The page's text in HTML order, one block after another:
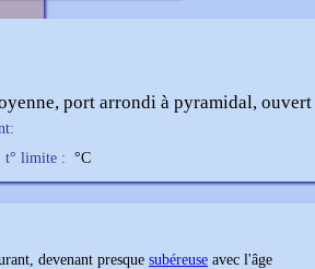
port arrondi à pyramidal, ouvert
t° limite : °C
devenant presque subéreuse avec l'âge